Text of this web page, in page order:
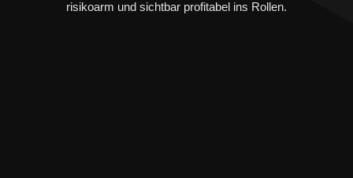
risikoarm und sichtbar profitabel ins Rollen.